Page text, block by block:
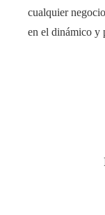
cualquier
en el dinámico y